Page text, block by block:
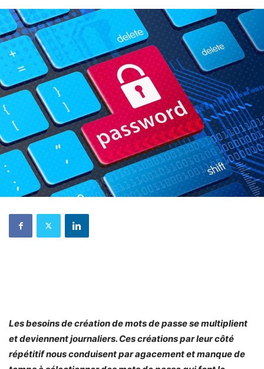
Les besoins de création de mots de passe se multiplient
et deviennent journaliers. Ces créations par leur côté
répétitif nous conduisent par agacement et manque de